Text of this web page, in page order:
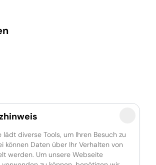
lädt diverse Tools, um Ihren Besuch zu
können Daten über Ihr Verhalten von
werden. Um unsere Webseite